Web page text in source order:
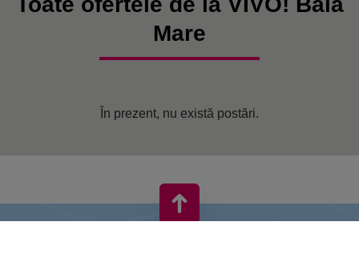
Mare
În prezent, nu există postări.